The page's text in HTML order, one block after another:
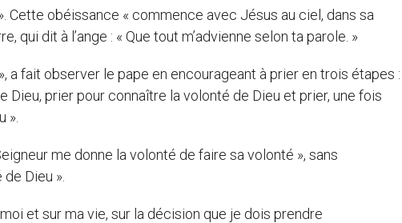
Cette obéissance « commence avec Jésus au ciel, dans sa
qui dit à l’ange : « Que tout m’advienne selon ta parole. »
a fait observer le pape en encourageant à prier en trois étapes :
Dieu, prier pour connaître la volonté de Dieu et prier, une fois
».
me donne la volonté de faire sa volonté », sans
Dieu ».
et sur ma vie, sur la décision que je dois prendre